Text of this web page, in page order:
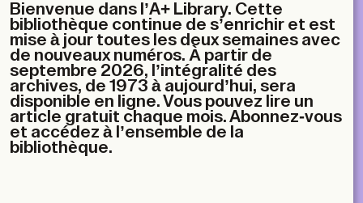
Bienvenue dans l’A+ Library. Cette
bibliothèque continue de s’enrichir et est
mise à jour toutes les deux semaines avec
de nouveaux numéros. À partir de
septembre 2026, l’intégralité des
archives, de 1973 à aujourd’hui, sera
disponible en ligne. Vous pouvez lire un
article gratuit chaque mois. Abonnez-vous
et accédez à l’ensemble de la
bibliothèque.